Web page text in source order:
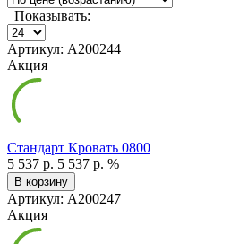
Показывать:
Артикул: А200244
Акция
Стандарт Кровать 0800
5 537 р. 5 537 р. %
В корзину
Артикул: А200247
Акция